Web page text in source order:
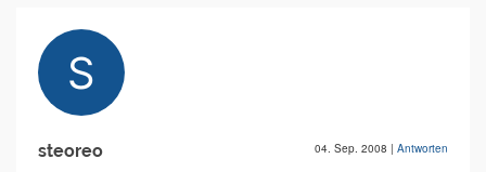
steoreo 04. Sep. 2008 | Antworten